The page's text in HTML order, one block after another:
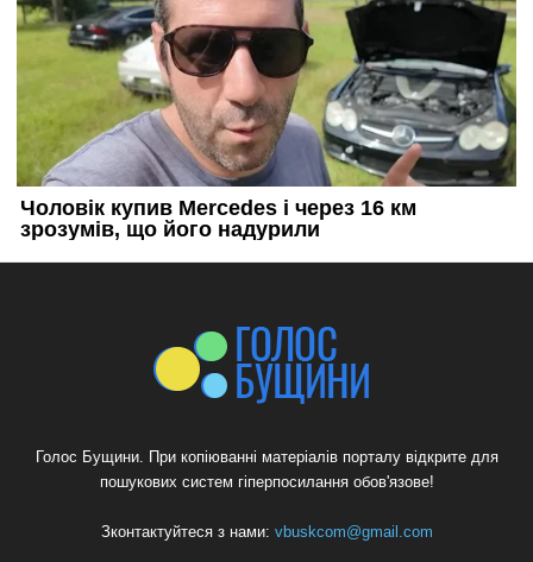
Голос Бущини. При копіюванні матеріалів порталу відкрите для
пошукових систем гіперпосилання обов'язове!
Зконтактуйтеся з нами: vbuskcom@gmail.com